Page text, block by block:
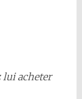
lui acheter